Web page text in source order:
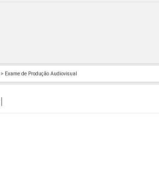
> Exame de Produção Audiovisual